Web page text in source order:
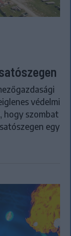
védelmi
hogy szombat
egy